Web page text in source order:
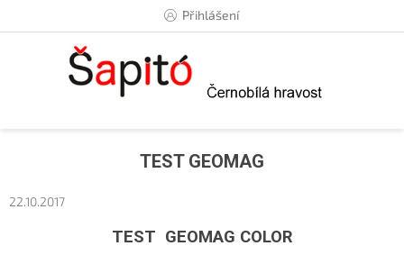
Přihlášení
TEST GEOMAG
22.10.2017
TEST GEOMAG COLOR